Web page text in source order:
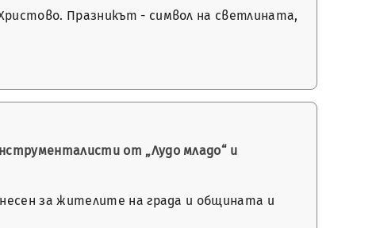
Празникът - символ на светлината,
от „Лудо младо“ и
за жителите на града и общината и